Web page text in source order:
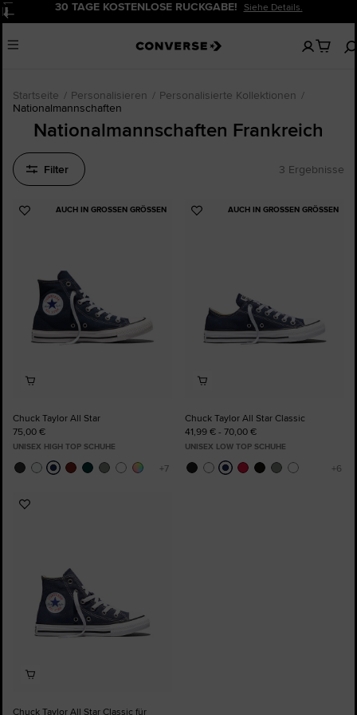
Pause 30 TAGE KOSTENLOSE RÜCKGABE! Siehe Details.
Menu
Keine
artikel
Startseite Personalisieren
Personalisierte Kollektionen
Nationalmannschaften
Nationalmannschaften Frankreich
Filter 3 Ergebnisse
AUCH IN GROSSEN GRÖSSEN
Zu
Chuck Taylor All Star
75,00 €
UNISEX HIGH TOP SCHUHE
AUCH IN GROSSEN GRÖSSEN
Zu
Chuck Taylor All Star Classic
41,99 € - 70,00 €
UNISEX LOW TOP SCHUHE
Zu
Chuck Taylor All Star Classic für